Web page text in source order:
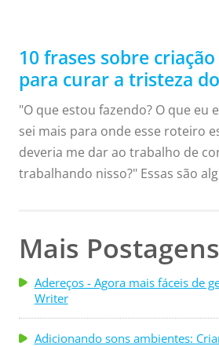
10 frases sobre
para curar a tristeza
"O que estou fazendo? O que eu
sei mais para onde esse roteiro
deveria me dar ao trabalho de
trabalhando nisso?" Essas são
desanimamos algumas vezes.
trabalho incrivelmente solitário, e
manter animado ou até mesmo
continuar falando sobre o que
atualmente. Quando você se
Mais Postagens
Adereços - Agora mais fáceis de
Writer
Adicionando sons ambientes: